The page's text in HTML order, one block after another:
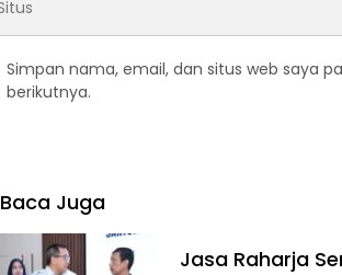
Simpan nama, email, dan situs web saya
berikutnya.
Baca Juga
Jasa Raharja